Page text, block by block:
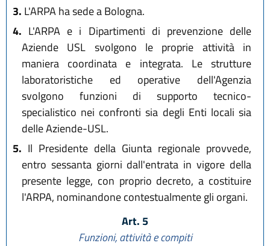
3. L'ARPA ha sede a Bologna.
4. L'ARPA e i Dipartimenti di prevenzione delle
Aziende USL svolgono le proprie attività in
maniera coordinata e integrata. Le strutture
laboratoristiche ed operative dell'Agenzia
svolgono funzioni di supporto tecnico-
specialistico nei confronti sia degli Enti locali sia
delle Aziende-USL.
5. Il Presidente della Giunta regionale provvede,
entro sessanta giorni dall'entrata in vigore della
presente legge, con proprio decreto, a costituire
l'ARPA, nominandone contestualmente gli organi.
Art. 5
Funzioni, attività e compiti